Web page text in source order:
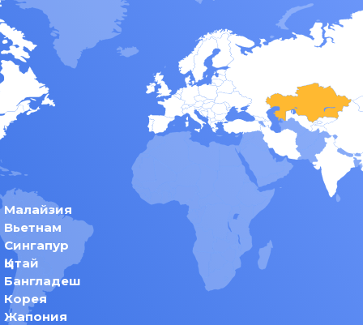
Малайзия
Вьетнам
Сингапур
Қытай
Бангладеш
Корея
Жапония